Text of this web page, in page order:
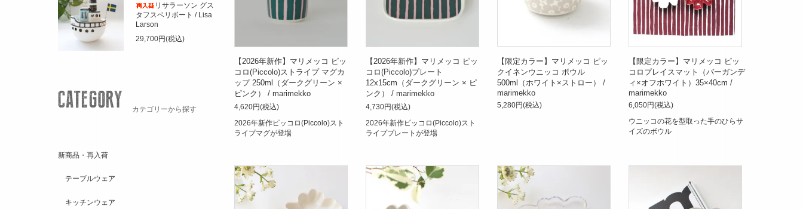
【2026年新作】マリメッコ ピッ
コロ(Piccolo)ストライプ マグカ
ップ 250ml（ダークグリーン ×
ピンク） / marimekko
4,620円(税込)
2026年新作ピッコロ(Piccolo)スト
ライプマグが登場
【2026年新作】マリメッコ ピッ
コロ(Piccolo)プレート
12x15cm（ダークグリーン × ピ
ンク） / marimekko
4,730円(税込)
2026年新作ピッコロ(Piccolo)スト
ライププレートが登場
【限定カラー】マリメッコ ピッ
クイネンウニッコ ボウル
500ml（ホワイト×ストロー） /
marimekko
5,280円(税込)
【限定カラー】マリメッコ ピッ
コロプレイスマット（バーガンデ
ィ×オフホワイト）35×40cm /
marimekko
6,050円(税込)
ウニッコの花を型取った手のひらサ
イズのボウル
リサラーソン グス
タフスベリボート / Lisa
Larson
29,700円(税込)
カテゴリーから探す
新商品・再入荷
テーブルウェア
キッチンウェア